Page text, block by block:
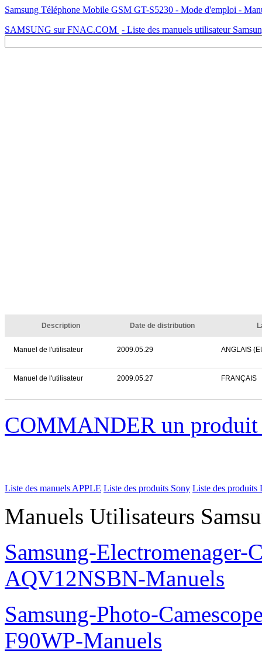
Samsung Téléphone Mobile GSM GT-S5230 - Mode d'emploi -
SAMSUNG sur FNAC.COM - Liste des manuels utilisateur
Description Date de distribution
Manuel de l'utilisateur 2009.05.29 ANGLAIS
Manuel de l'utilisateur 2009.05.27 FRANÇAIS
COMMANDER un
Liste des manuels APPLE Liste des produits Sony Liste des produits
Manuels Utilisateurs
Samsung-Electromenager-
AQV12NSBN-Manuels
Samsung-Photo-
F90WP-Manuels